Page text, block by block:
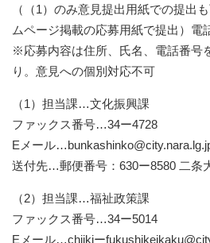
（（1）のみ意見提出用紙での提出
ムページ掲載の応募用紙で提出）電
※応募内容は住所、氏名、電話番号
り。意見への個別対応不可
（1）担当課…文化振興課
ファックス番号…34ー4728
Eメール
送付先…郵便番号：630ー8580 二条
（2）担当課…福祉政策課
ファックス番号…34ー5014
Eメール…chiikiー